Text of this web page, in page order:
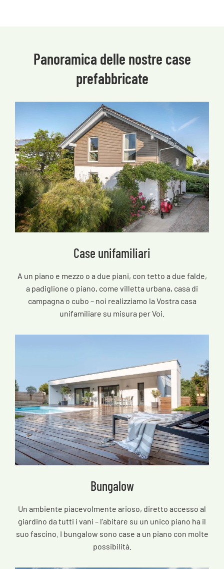
Panoramica delle nostre case
prefabbricate
Case unifamiliari
A un piano e mezzo o a due piani, con tetto a due falde,
a padiglione o piano, come villetta urbana, casa di
campagna o cubo – noi realizziamo la Vostra casa
unifamiliare su misura per Voi.
Bungalow
Un ambiente piacevolmente arioso, diretto accesso al
giardino da tutti i vani – l’abitare su un unico piano ha il
suo fascino. I bungalow sono case a un piano con molte
possibilità.